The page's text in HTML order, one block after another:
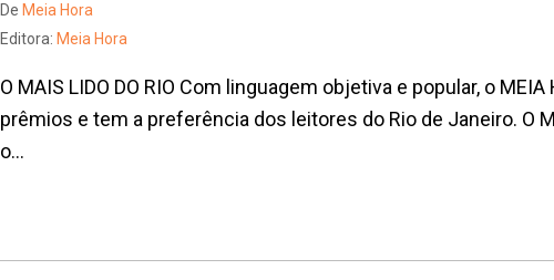
De Meia Hora
Editora: Meia Hora
O MAIS LIDO DO RIO Com linguagem objetiva e popular, o
prêmios e tem a preferência dos leitores do Rio de Janeiro. O
o...